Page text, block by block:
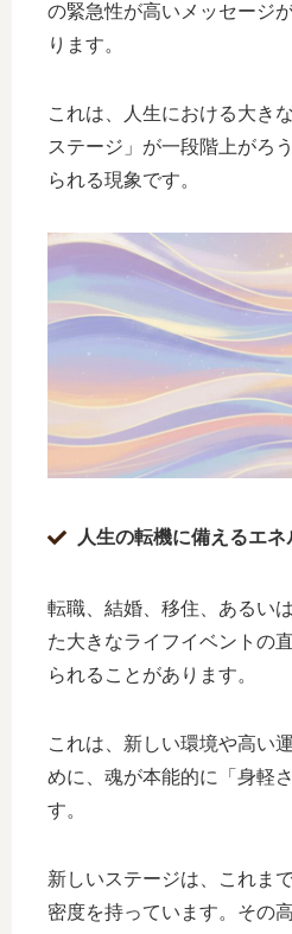
の緊急性が高いメッセージ
ります。
これは、人生における大き
ステージ」が一段階上がろ
られる現象です。
人生の転機に備えるエ
転職、結婚、移住、あるい
た大きなライフイベントの
られることがあります。
これは、新しい環境や高い
めに、魂が本能的に「身軽
す。
新しいステージは、これま
密度を持っています。その